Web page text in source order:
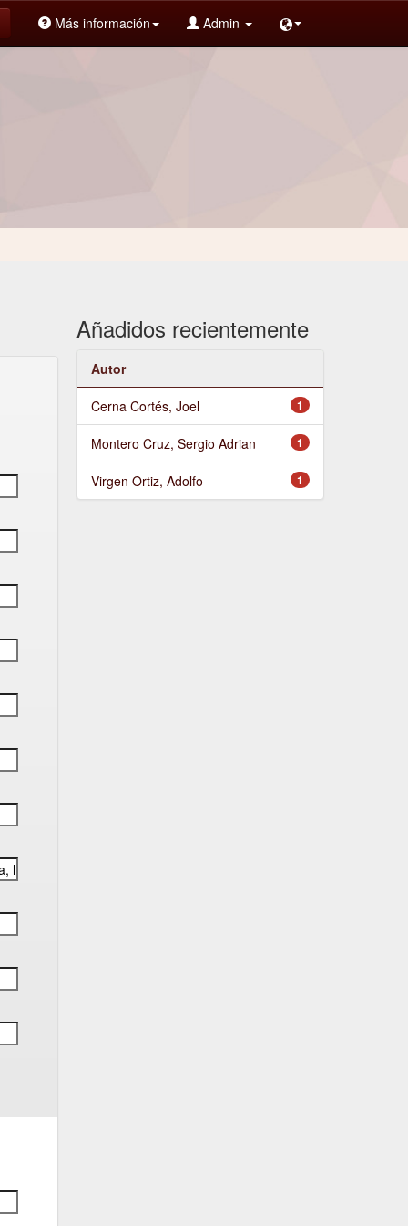
Más información Admin
Añadidos recientemente
Autor
1
Cerna Cortés, Joel
1
Montero Cruz, Sergio Adrian
1
Virgen Ortiz, Adolfo